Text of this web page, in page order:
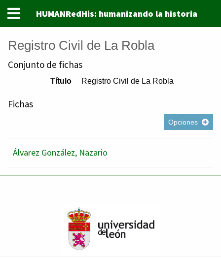
HUMANRedHis: humanizando la historia
Registro Civil de La Robla
Conjunto de fichas
Título Registro Civil de La Robla
Fichas
Opciones
Álvarez González, Nazario